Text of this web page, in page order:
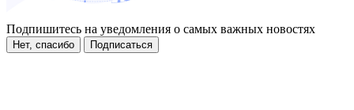
Подпишитесь на уведомления о самых важных новостях
Нет, спасибо Подписаться